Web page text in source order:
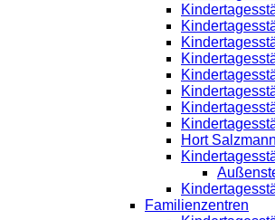
Hort
Familienzentren